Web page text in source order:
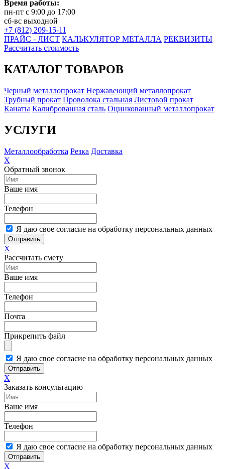
Время работы:
пн-пт с 9:00 до 17:00
сб-вс выходной
+7 (812) 209-15-11
ПРАЙС - ЛИСТ КАЛЬКУЛЯТОР МЕТАЛЛА РЕКВИЗИТЫ
Рассчитать стоимость
КАТАЛОГ ТОВАРОВ
Черный металлопрокат Нержавеющий металлопрокат
Трубный прокат Проволока стальная Листовой прокат
Канаты Калиброванная сталь Оцинкованный металлопрокат
УСЛУГИ
Металлообработка Резка Доставка
X
Обратный звонок
Ваше имя
Телефон
Я даю свое согласие на обработку персональных данных
Отправить
X
Рассчитать смету
Ваше имя
Телефон
Почта
Прикрепить файл
Я даю свое согласие на обработку персональных данных
Отправить
X
Заказать консультацию
Ваше имя
Телефон
Я даю свое согласие на обработку персональных данных
Отправить
X